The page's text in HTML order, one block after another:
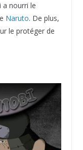
a nourri le
Naruto. De plus,
le protéger de